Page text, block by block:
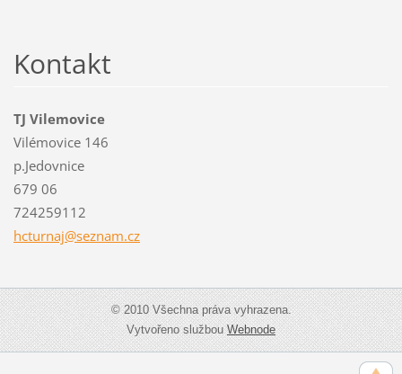
Kontakt
TJ Vilemovice
Vilémovice 146
p.Jedovnice
679 06
724259112
hcturnaj@seznam.cz
© 2010 Všechna práva vyhrazena.
Vytvořeno službouWebnode